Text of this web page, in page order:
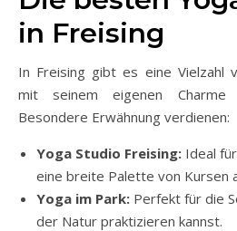
in Freising
In Freising gibt es eine Vielzahl
mit seinem eigenen Charme
Besondere Erwähnung verdienen:
Yoga Studio Freising: Ideal
eine breite Palette von Kursen
Yoga im Park: Perfekt für die
der Natur praktizieren kannst.